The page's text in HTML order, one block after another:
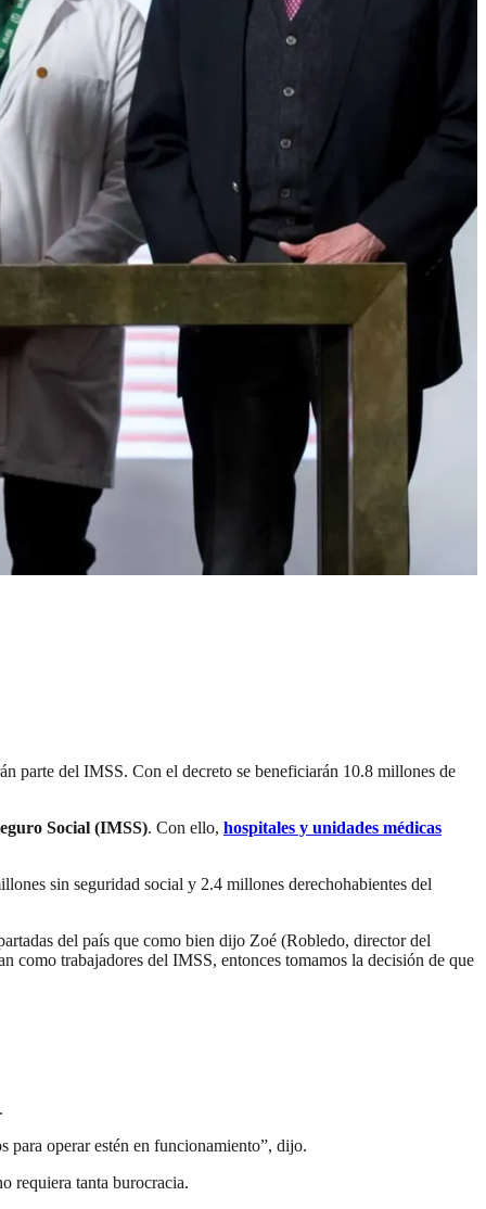
parte del IMSS. Con el decreto se beneficiarán 10.8 millones de
Social (IMSS). Con ello, hospitales y unidades médicas
sin seguridad social y 2.4 millones derechohabientes del
del país que como bien dijo Zoé (Robledo, director del
como trabajadores del IMSS, entonces tomamos la decisión de que
para operar estén en funcionamiento”, dijo.
requiera tanta burocracia.